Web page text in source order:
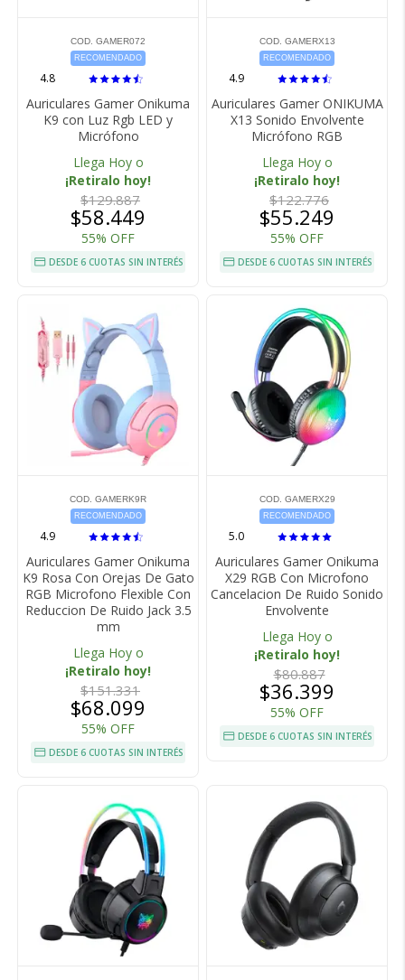
COD. GAMER072
RECOMENDADO
4.8
Auriculares Gamer Onikuma
K9 con Luz Rgb LED y
Micrófono
Llega Hoy o
¡Retiralo hoy!
$129.887
$58.449
55% OFF
DESDE 6 CUOTAS SIN INTERÉS
COD. GAMERX13
RECOMENDADO
4.9
Auriculares Gamer ONIKUMA
X13 Sonido Envolvente
Micrófono RGB
Llega Hoy o
¡Retiralo hoy!
$122.776
$55.249
55% OFF
DESDE 6 CUOTAS SIN INTERÉS
COD. GAMERK9R
RECOMENDADO
4.9
Auriculares Gamer Onikuma
K9 Rosa Con Orejas De Gato
RGB Microfono Flexible Con
Reduccion De Ruido Jack 3.5
mm
Llega Hoy o
¡Retiralo hoy!
$151.331
$68.099
55% OFF
DESDE 6 CUOTAS SIN INTERÉS
COD. GAMERX29
RECOMENDADO
5.0
Auriculares Gamer Onikuma
X29 RGB Con Microfono
Cancelacion De Ruido Sonido
Envolvente
Llega Hoy o
¡Retiralo hoy!
$80.887
$36.399
55% OFF
DESDE 6 CUOTAS SIN INTERÉS